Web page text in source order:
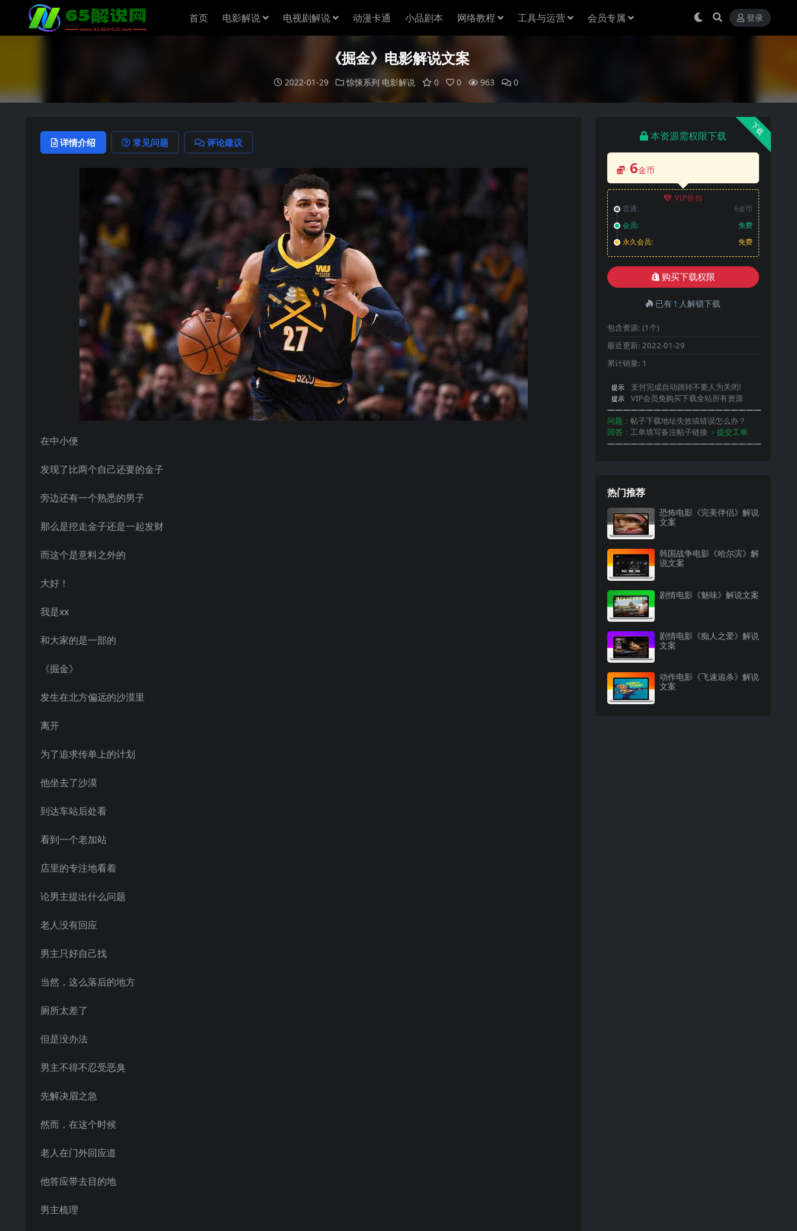
首页 电影解说 电视剧解说 动漫卡通 小品剧本 网络教程 工具与运营 会员专属 登录
《掘金》电影解说文案
2022-01-29 惊悚系列 电影解说 0 0 963 0
详情介绍 常见问题 评论建议
在中小便
发现了比两个自己还要的金子
旁边还有一个熟悉的男子
那么是挖走金子还是一起发财
而这个是意料之外的
大好！
我是xx
和大家的是一部的
《掘金》
发生在北方偏远的沙漠里
离开
为了追求传单上的计划
他坐去了沙漠
到达车站后处看
看到一个老加站
店里的专注地看着
论男主提出什么问题
老人没有回应
男主只好自己找
当然，这么落后的地方
厕所太差了
但是没办法
男主不得不忍受恶臭
先解决眉之急
然而，在这个时候
老人在门外回应道
他答应带去目的地
男主梳理
下载
本资源需权限下载
6金币
VIP折扣
普通:
6金币
会员:
免费
永久会员:
免费
购买下载权限
已有1 人解锁下载
包含资源: (1个)
最近更新: 2022-01-29
累计销量: 1
提示 支付完成自动跳转不要人为关闭!
提示
VIP会员免购买下载全站所有资源
————————————————————
问题： 帖子下载地址失效或错误怎么办？
回答： 工单填写备注帖子链接 ﹥提交工单
————————————————————
热门推荐
恐怖电影《完美伴侣》解说
文案
韩国战争电影《哈尔滨》解
说文案
剧情电影《魅味》解说文案
剧情电影《痴人之爱》解说
文案
动作电影《飞速追杀》解说
文案